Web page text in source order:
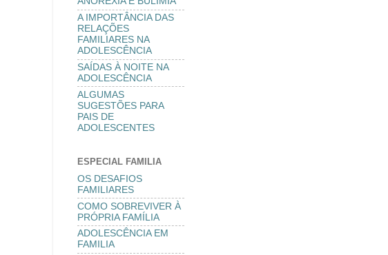
A IMPORTÂNCIA DAS
RELAÇÕES
FAMILIARES NA
ADOLESCÊNCIA
SAÍDAS À NOITE NA
ADOLESCÊNCIA
ALGUMAS
SUGESTÕES PARA
PAIS DE
ADOLESCENTES
ESPECIAL FAMILIA
OS DESAFIOS
FAMILIARES
COMO SOBREVIVER À
PRÓPRIA FAMÍLIA
ADOLESCÊNCIA EM
FAMILIA